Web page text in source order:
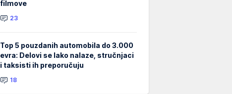
filmove
23
Top 5 pouzdanih automobila do 3.000
evra: Delovi se lako nalaze, stručnjaci
i taksisti ih preporučuju
18